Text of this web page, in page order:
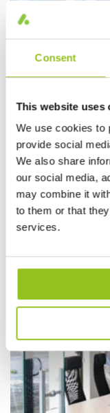
Consent
This website uses
We use cookies to
provide social
We also share
our social media,
may combine it
to them or that
services.
ISS - HP